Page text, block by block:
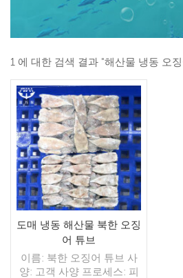
1 에 대한 검색 결과 "해산물 냉동 오
도매 냉동 해산물 북한 오징
어 튜브
이름: 북한 오징어 튜브 사
양: 고객 사양 프로세스: 피